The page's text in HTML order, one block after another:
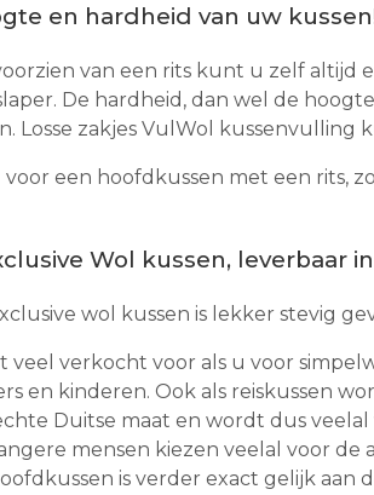
en hardheid van uw
van een rits kunt u zelf altijd
De hardheid, dan wel de
Losse zakjes VulWol
voor een hoofdkussen met een rits,
Wol kussen, leverbaar
wol kussen is lekker stevig
veel verkocht voor als u voor
en kinderen. Ook als reiskussen
Duitse maat en wordt dus
mensen kiezen veelal voor
is verder exact gelijk aan